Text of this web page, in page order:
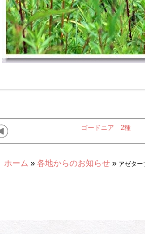
ゴードニア 2種
ホーム » 各地からのお知らせ » アゼタ